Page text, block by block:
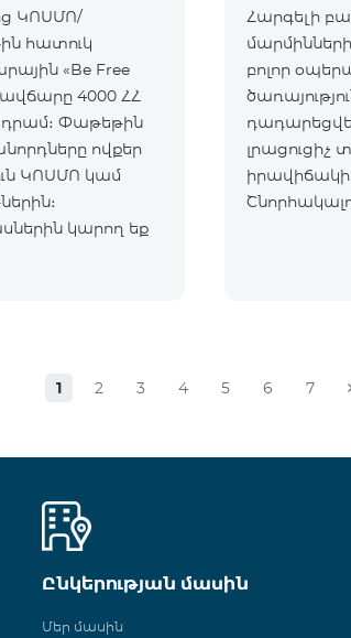
ԿՈՍՄՈ/
հատուկ
«Be Free
4000 ՀՀ
ովքեր
ԿՈՍՄՈ կամ
կարող եք
Հարգելի
բոլոր
լրացուցիչ
իրավիճակի
1 2 3 4 5 6 7
Ընկերության մասին
Մեր մասին